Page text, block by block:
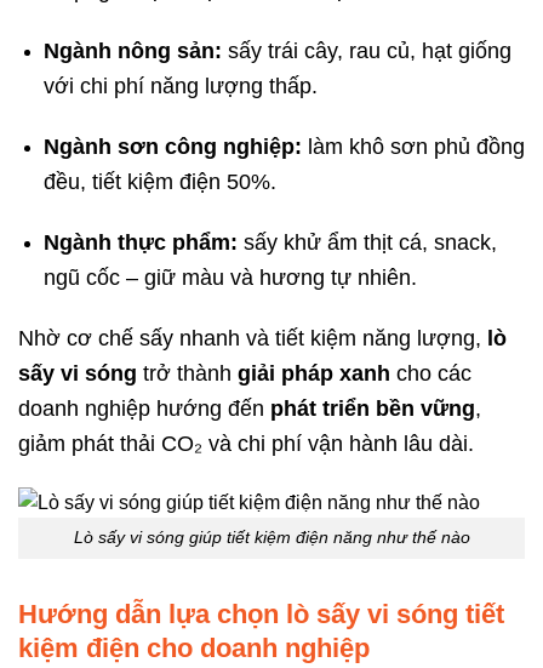
Ngành nông sản: sấy trái cây, rau củ, hạt giống
với chi phí năng lượng thấp.
Ngành sơn công nghiệp: làm khô sơn phủ đồng
đều, tiết kiệm điện 50%.
Ngành thực phẩm: sấy khử ẩm thịt cá, snack,
ngũ cốc – giữ màu và hương tự nhiên.
Nhờ cơ chế sấy nhanh và tiết kiệm năng lượng, lò
sấy vi sóng trở thành giải pháp xanh cho các
doanh nghiệp hướng đến phát triển bền vững,
giảm phát thải CO₂ và chi phí vận hành lâu dài.
Lò sấy vi sóng giúp tiết kiệm điện năng như thế nào
Hướng dẫn lựa chọn lò sấy vi sóng tiết
kiệm điện cho doanh nghiệp